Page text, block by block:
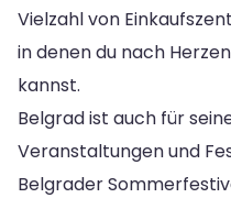
Vielzahl von
in denen du nach
kannst.
Belgrad ist auch für
Veranstaltungen und
Belgrader